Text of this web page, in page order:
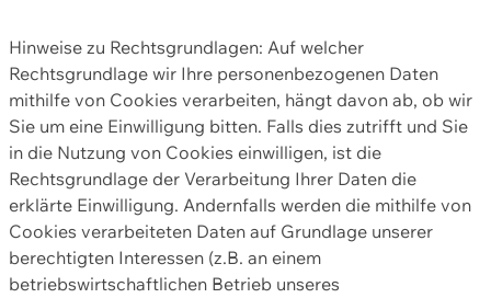
Hinweise zu Rechtsgrundlagen: Auf welcher
Rechtsgrundlage wir Ihre personenbezogenen Daten
mithilfe von Cookies verarbeiten, hängt davon ab, ob wir
Sie um eine Einwilligung bitten. Falls dies zutrifft und Sie
in die Nutzung von Cookies einwilligen, ist die
Rechtsgrundlage der Verarbeitung Ihrer Daten die
erklärte Einwilligung. Andernfalls werden die mithilfe von
Cookies verarbeiteten Daten auf Grundlage unserer
berechtigten Interessen (z.B. an einem
betriebswirtschaftlichen Betrieb unseres